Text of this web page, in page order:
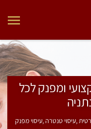
ומפנק לכל
,עיסוי טנטרה ,עיסוי מפנק